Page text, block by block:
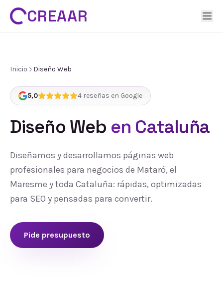
CREAAR
Inicio Diseño Web
5,0 4 reseñas en Google
Diseño Web en Cataluña
Diseñamos y desarrollamos páginas web
profesionales para negocios de Mataró, el
Maresme y toda Cataluña: rápidas, optimizadas
para SEO y pensadas para convertir.
Pide presupuesto